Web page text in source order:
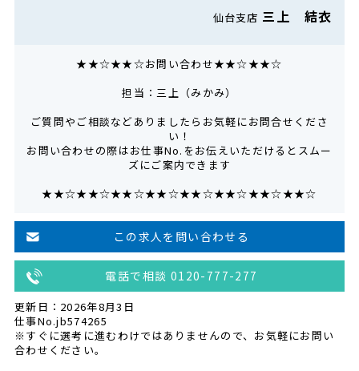
仙台支店 三上 結衣
★★☆★★☆お問い合わせ★★☆★★☆
担当：三上（みかみ）
ご質問やご相談などありましたらお気軽にお問合せくださ
い！
お問い合わせの際はお仕事No.をお伝えいただけるとスムー
ズにご案内できます
★★☆★★☆★★☆★★☆★★☆★★☆★★☆★★☆
この求人を問い合わせる
電話で相談 0120-777-277
更新日：2026年8月3日
仕事No.jb574265
※すぐに選考に進むわけではありませんので、お気軽にお問い
合わせください。